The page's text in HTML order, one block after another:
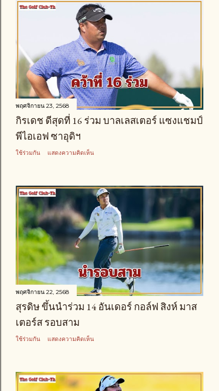
พฤศจิกายน 23, 2568
กิรเดช ดีสุดที่ 16 ร่วม บาลเลสเตอร์ แซงแชมป์
พีไอเอฟ ซาอุดิฯ
ใช้ร่วมกัน แสดงความคิดเห็น
พฤศจิกายน 22, 2568
สุรดิษ ขึ้นนำร่วม 14 อันเดอร์ กอล์ฟ สิงห์ มาส
เตอร์ส รอบสาม
ใช้ร่วมกัน แสดงความคิดเห็น